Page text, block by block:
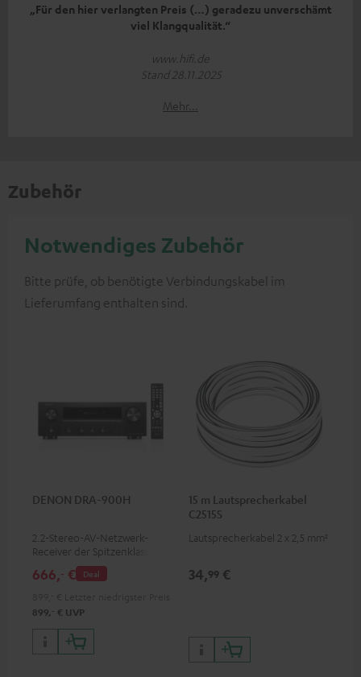
„Für den hier verlangten Preis (…) geradezu unverschämt
viel Klangqualität.“
www.hifi.de
Stand 28.11.2025
Mehr...
Zubehör
Notwendiges Zubehör
Bitte prüfe, ob benötigte Verbindungskabel im
Lieferumfang enthalten sind.
DENON DRA-900H
2.2-Stereo-AV-Netzwerk-
Receiver der Spitzenklasse mit
145 Watt pro Kanal an 6 Ohm,
USB-Playback sowie weitere
und 1 HDMI Ausgang mit
Unterstützung für 8K, 3D,
HDCP 2.3, HDR10+, ARC/eARC
Deal
666,‐ €
899, ‐ € UVP
15 m Lautsprecherkabel
C2515S
Lautsprecherkabel 2 x 2,5 mm²
34,99 €